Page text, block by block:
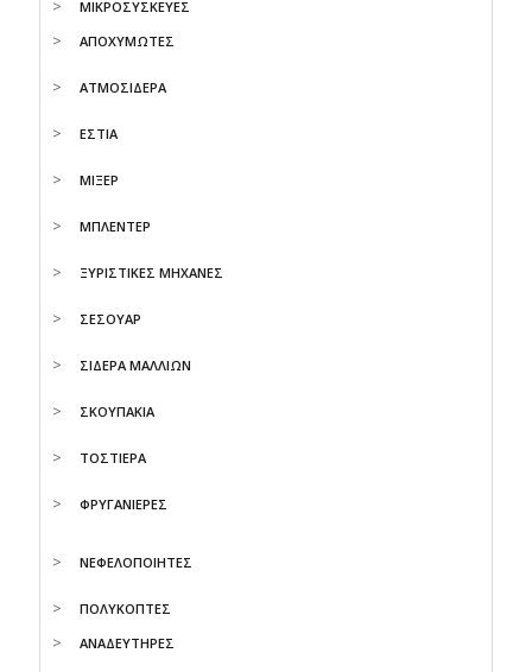
ΜΙΚΡΟΣΥΣΚΕΥΕΣ
ΑΠΟΧΥΜΩΤΕΣ
ΑΤΜΟΣΙΔΕΡΑ
ΕΣΤΙΑ
ΜΙΞΕΡ
ΜΠΛΕΝΤΕΡ
ΞΥΡΙΣΤΙΚΕΣ ΜΗΧΑΝΕΣ
ΣΕΣΟΥΑΡ
ΣΙΔΕΡΑ ΜΑΛΛΙΩΝ
ΣΚΟΥΠΑΚΙΑ
ΤΟΣΤΙΕΡΑ
ΦΡΥΓΑΝΙΕΡΕΣ
ΝΕΦΕΛΟΠΟΙΗΤΕΣ
ΠΟΛΥΚΟΠΤΕΣ
ΑΝΑΔΕΥΤΗΡΕΣ